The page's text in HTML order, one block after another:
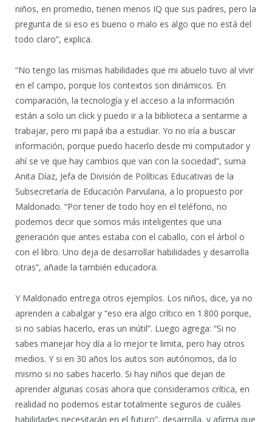
niños, en promedio, tienen menos IQ que sus padres, pero la
pregunta de si eso es bueno o malo es algo que no está del
todo claro”, explica.
“No tengo las mismas habilidades que mi abuelo tuvo al vivir
en el campo, porque los contextos son dinámicos. En
comparación, la tecnología y el acceso a la información
están a solo un click y puedo ir a la biblioteca a sentarme a
trabajar, pero mi papá iba a estudiar. Yo no iría a buscar
información, porque puedo hacerlo desde mi computador y
ahí se ve que hay cambios que van con la sociedad”, suma
Anita Díaz, Jefa de División de Políticas Educativas de la
Subsecretaría de Educación Parvularia, a lo propuesto por
Maldonado. “Por tener de todo hoy en el teléfono, no
podemos decir que somos más inteligentes que una
generación que antes estaba con el caballo, con el árbol o
con el libro. Uno deja de desarrollar habilidades y desarrolla
otras”, añade la también educadora.
Y Maldonado entrega otros ejemplos. Los niños, dice, ya no
aprenden a cabalgar y “eso era algo crítico en 1.800 porque,
si no sabías hacerlo, eras un inútil”. Luego agrega: “Si no
sabes manejar hoy día a lo mejor te limita, pero hay otros
medios. Y si en 30 años los autos son autónomos, da lo
mismo si no sabes hacerlo. Si hay niños que dejan de
aprender algunas cosas ahora que consideramos crítica, en
realidad no podemos estar totalmente seguros de cuáles
habilidades necesitarán en el futuro”, desarrolla, y afirma que